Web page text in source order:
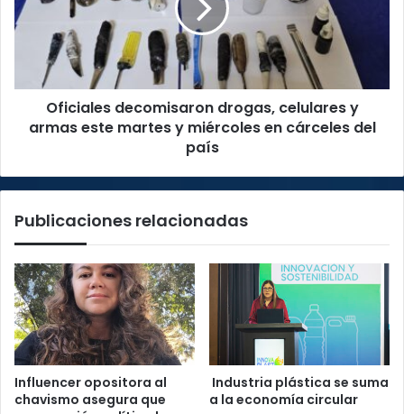
y
armas
martes
y
miércoles
país
Oficiales decomisaron drogas, celulares y
armas este martes y miércoles en cárceles del
país
Publicaciones relacionadas
Influencer opositora al
chavismo asegura que
Industria plástica se suma
a la economía circular